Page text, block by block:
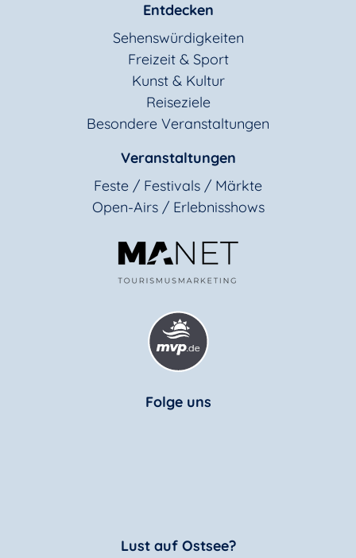
Entdecken
Sehenswürdigkeiten
Freizeit & Sport
Kunst & Kultur
Reiseziele
Besondere Veranstaltungen
Veranstaltungen
Feste / Festivals / Märkte
Open-Airs / Erlebnisshows
Folge uns
Lust auf Ostsee?